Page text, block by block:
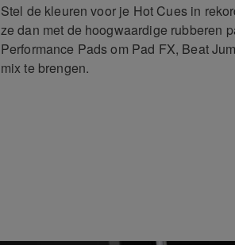
Stel de kleuren voor je Hot Cues in
ze dan met de hoogwaardige rubberen
Performance Pads om Pad FX, Beat
mix te brengen.